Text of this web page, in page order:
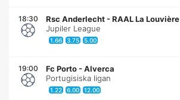
18:30 Rsc Anderlecht -RAAL La Louvière
Jupiler League
1.66 3.75 5.00
19:00 Fc Porto -Alverca
Portugisiska ligan
1.22 6.00 12.00